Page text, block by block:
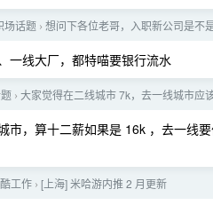
场话题 › 想问下各位老哥，入职新公司是不
一线大厂，都特喵要银行流水
› 大家觉得在二线城市 7k，去一线城市应
市，算十二薪如果是 16k ，去一线
酷工作 › [上海] 米哈游内推 2 月更新